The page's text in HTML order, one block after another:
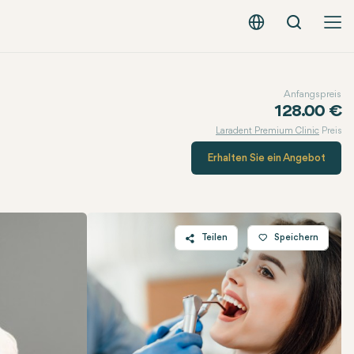
Deutsch - EUR
Suche
Anfangspreis
128.00 €
Laradent Premium Clinic Preis
Erhalten Sie ein Angebot
Teilen
Twitter
Facebook
Linkedin
WhatsApp
Speichern